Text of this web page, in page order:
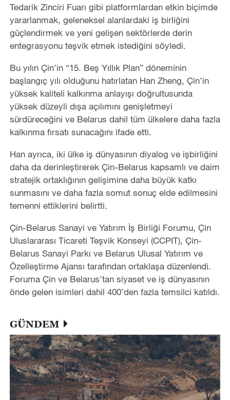
Tedarik Zinciri Fuarı gibi platformlardan etkin biçimde
yararlanmak, geleneksel alanlardaki iş birliğini
güçlendirmek ve yeni gelişen sektörlerde derin
entegrasyonu teşvik etmek istediğini söyledi.
Bu yılın Çin’in “15. Beş Yıllık Plan” döneminin
başlangıç yılı olduğunu hatırlatan Han Zheng, Çin’in
yüksek kaliteli kalkınma anlayışı doğrultusunda
yüksek düzeyli dışa açılımını genişletmeyi
sürdüreceğini ve Belarus dahil tüm ülkelere daha fazla
kalkınma fırsatı sunacağını ifade etti.
Han ayrıca, iki ülke iş dünyasının diyalog ve işbirliğini
daha da derinleştirerek Çin-Belarus kapsamlı ve daim
stratejik ortaklığının gelişimine daha büyük katkı
sunmasını ve daha fazla somut sonuç elde edilmesini
temenni ettiklerini belirtti.
Çin-Belarus Sanayi ve Yatırım İş Birliği Forumu, Çin
Uluslararası Ticareti Teşvik Konseyi (CCPIT), Çin-
Belarus Sanayi Parkı ve Belarus Ulusal Yatırım ve
Özelleştirme Ajansı tarafından ortaklaşa düzenlendi.
Foruma Çin ve Belarus’tan siyaset ve iş dünyasının
önde gelen isimleri dahil 400’den fazla temsilci katıldı.
GÜNDEM